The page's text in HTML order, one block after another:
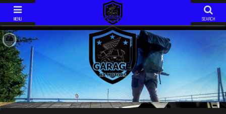
ジムニーJIMNY JA11V改
モトコンポ MOTOCOMPO AB12
モトコンポ MOTOCOMPO AB12 年式は不明です。 コンパクトに折り畳み可能な、HONDAが誇る？ミニバイクです。 ガソリンスタンドでは必ず話しかけられます。 ミニマムキャンプ仕様に、改造中！
MENU SEARCH